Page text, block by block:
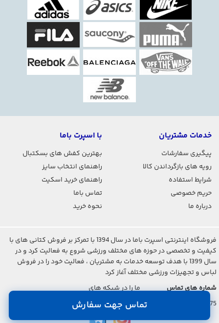
تماس جهت سفارش
خدمات مشتریان
پیگیری سفارشات
رویه های بازگرداندن کالا
شرایط استفاده
حریم خصوصی
درباره ما
با اسپرت باما
بهترین کفش های بسکتبال
راهنمای انتخاب سایز
راهنمای خرید اسکیت
تماس باما
نحوه خرید
فروشگاه اینترنتی اسپرت باما در سال 1394 با تمرکز بر فروش کتانی های با
کیفیت و تخصصی در حوزه های مختلف ورزشی شروع به فعالیت کرد و در
سال 1399 با هدف توسعه خدمات به مشتریان ، فعالیت خود را در فروش
لباس و تجهیزات ورزشی مختلف آغاز کرد
شماره های تماس
021-2842-7275
ما را در شبکه های
اجتماعی دنبال کنید